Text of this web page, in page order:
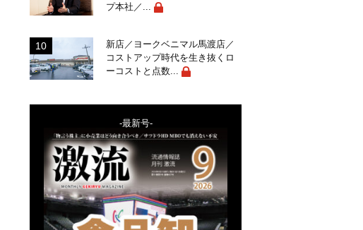
プ本社／...
新店／ヨークベニマル馬渡店／
コストアップ時代を生き抜くロ
ーコストと点数...
-最新号-